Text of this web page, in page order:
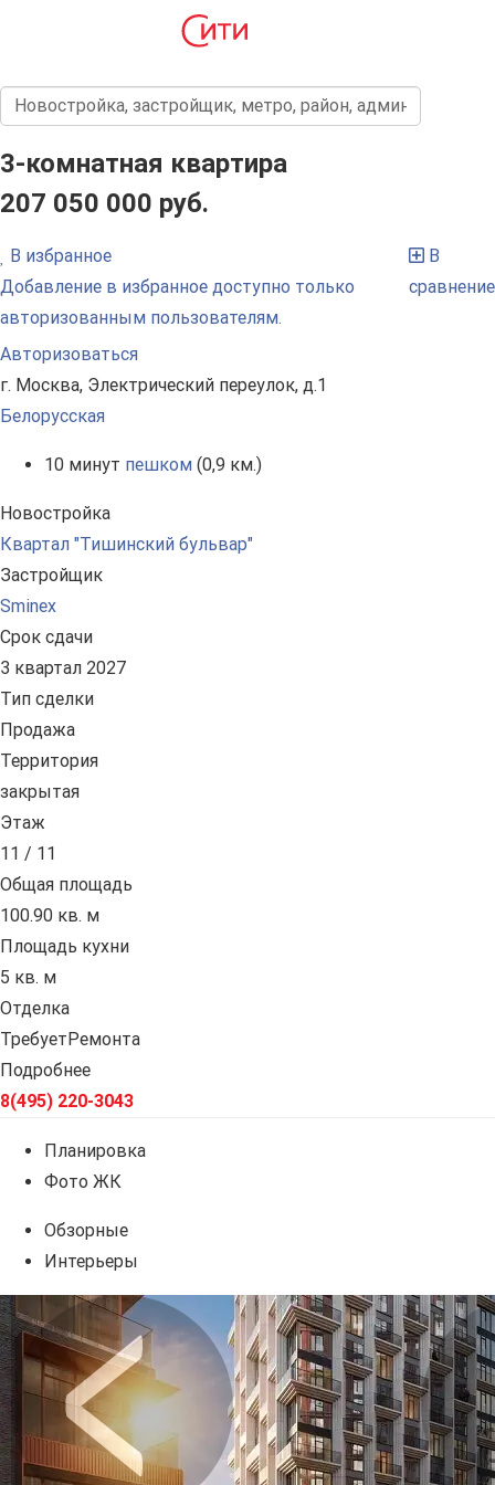
3-комнатная квартира
207 050 000 руб.
В избранное
Добавление в избранное доступно только
авторизованным пользователям.
Авторизоваться
В
сравнение
г. Москва, Электрический переулок, д.1
Белорусская
10 минут пешком (0,9 км.)
Новостройка
Квартал "Тишинский бульвар"
Застройщик
Sminex
Срок сдачи
3 квартал 2027
Тип сделки
Продажа
Территория
закрытая
Этаж
11 / 11
Общая площадь
100.90 кв. м
Площадь кухни
5 кв. м
Отделка
ТребуетРемонта
Подробнее
8(495) 220-3043
Планировка
Фото ЖК
Обзорные
Интерьеры